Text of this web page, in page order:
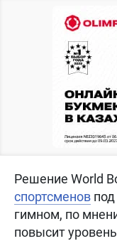
Решение World
спортсменов
гимном, по
повысит